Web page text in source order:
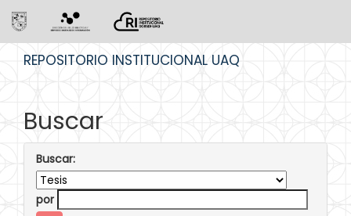
REPOSITORIO INSTITUCIONAL UAQ
Buscar
Buscar:
por